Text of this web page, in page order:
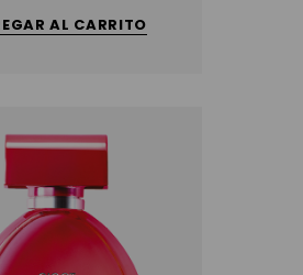
AL CARRITO